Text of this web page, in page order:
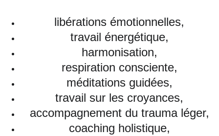
libérations émotionnelles,
travail énergétique,
harmonisation,
respiration consciente,
méditations guidées,
travail sur les croyances,
accompagnement du trauma léger,
coaching holistique,